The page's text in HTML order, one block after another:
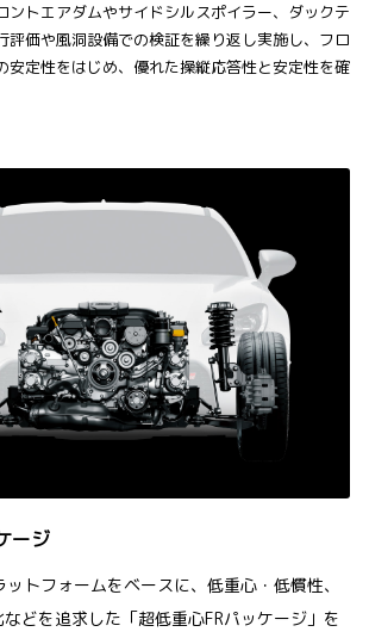
ントエアダムやサイドシルスポイラー、ダックテ
評価や風洞設備での検証を繰り返し実施し、フロ
安定性をはじめ、優れた操縦応答性と安定性を確
ージ
トフォームをベースに、低重心・低慣性、
どを追求した「超低重心FRパッケージ」を